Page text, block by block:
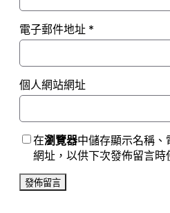
電子郵件地址 *
個人網站網址
在瀏覽器中儲存顯示名稱
網址，以供下次發佈留言時